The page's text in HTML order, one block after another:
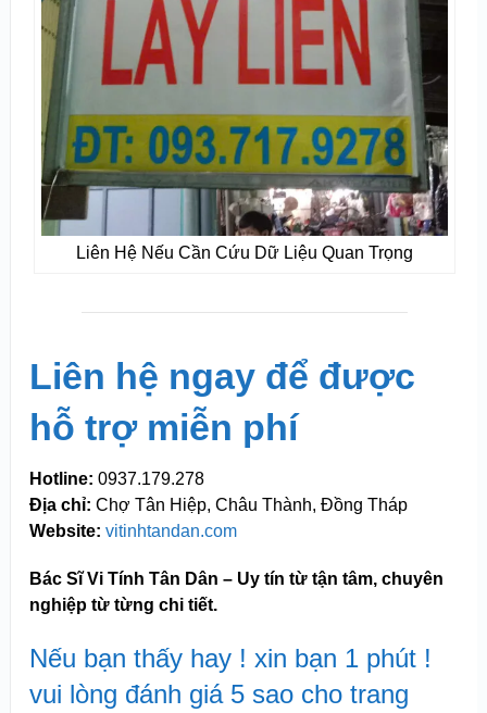
Liên Hệ Nếu Cần Cứu Dữ Liệu Quan Trọng
Liên hệ ngay để được
hỗ trợ miễn phí
Hotline: 0937.179.278
Địa chỉ: Chợ Tân Hiệp, Châu Thành, Đồng Tháp
Website: vitinhtandan.com
Bác Sĩ Vi Tính Tân Dân – Uy tín từ tận tâm, chuyên
nghiệp từ từng chi tiết.
Nếu bạn thấy hay ! xin bạn 1 phút !
vui lòng đánh giá 5 sao cho trang